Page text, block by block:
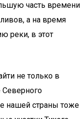
часть времени
а на время
реки, в этот
не только в
Северного
нашей страны тоже